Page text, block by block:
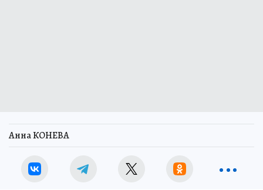
Анна КОНЕВА